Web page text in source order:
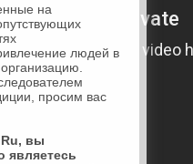
на
людей в
просим вас
вы
являетесь